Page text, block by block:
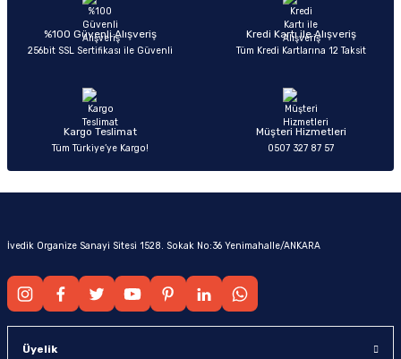
%100 Güvenli Alışveriş
256bit SSL Sertifikası ile Güvenli
Kredi Kartı ile Alışveriş
Tüm Kredi Kartlarına 12 Taksit
Kargo Teslimat
Tüm Türkiye’ye Kargo!
Müşteri Hizmetleri
0507 327 87 57
İvedik Organize Sanayi Sitesi 1528. Sokak No:36 Yenimahalle/ANKARA
Üyelik